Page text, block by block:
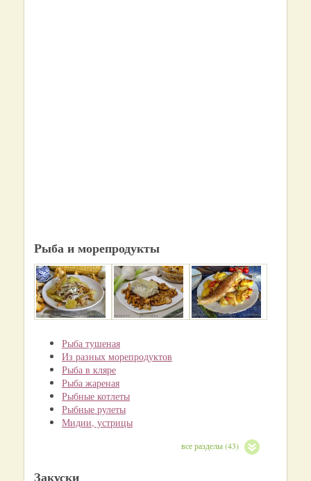
Рыба и морепродукты
Рыба тушеная
Из разных морепродуктов
Рыба в кляре
Рыба жареная
Рыбные котлеты
Рыбные рулеты
Мидии, устрицы
все разделы (43)
Закуски